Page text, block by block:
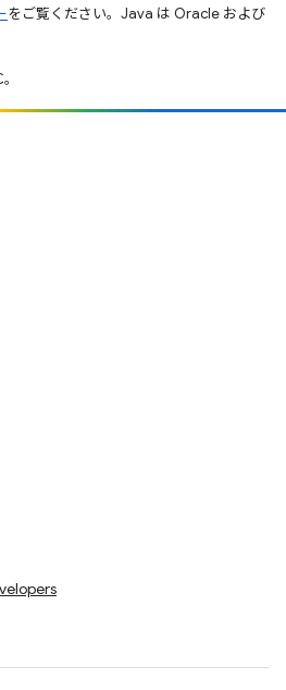
をご覧ください。Java は Oracle および